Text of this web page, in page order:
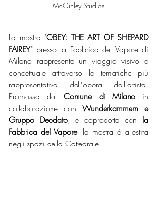
McGinley Studios
La mostra "OBEY: THE ART OF SHEPARD
FAIREY" presso la Fabbrica del Vapore di
Milano rappresenta un viaggio visivo e
concettuale attraverso le tematiche più
rappresentative dell'opera dell'artista.
Promossa dal Comune di Milano in
collaborazione con Wunderkammern e
Gruppo Deodato, e coprodotta con la
Fabbrica del Vapore, la mostra è allestita
negli spazi della Cattedrale.